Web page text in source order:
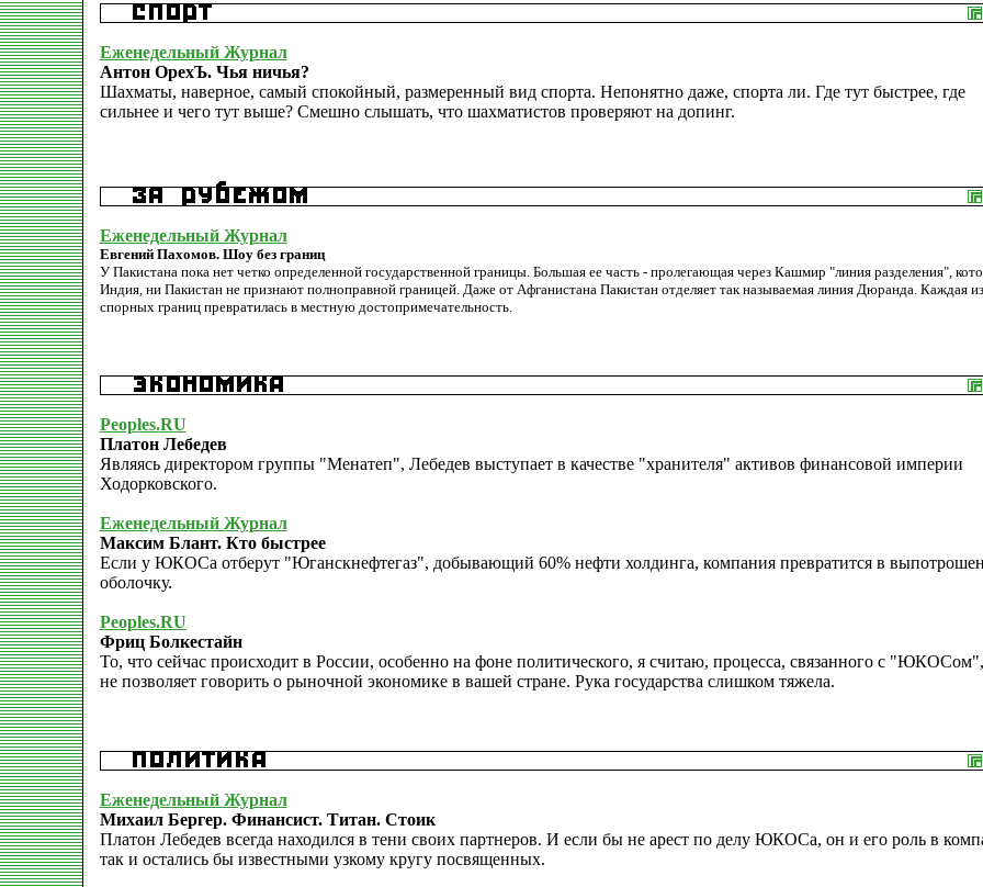
Еженедельный Журнал
Антон ОрехЪ. Чья ничья?
Шахматы, наверное, самый спокойный, размеренный вид спорта. Непонятно даже, спорта ли. Где тут быстрее, где
сильнее и чего тут выше? Смешно слышать, что шахматистов проверяют на допинг.
Еженедельный Журнал
Евгений Пахомов. Шоу без границ
У Пакистана пока нет четко определенной государственной границы. Большая ее часть - пролегающая через Кашмир "линия разделения",
Индия, ни Пакистан не признают полноправной границей. Даже от Афганистана Пакистан отделяет так называемая линия Дюранда. Каждая из
спорных границ превратилась в местную достопримечательность.
Peoples.RU
Платон Лебедев
Являясь директором группы "Менатеп", Лебедев выступает в качестве "хранителя" активов финансовой империи
Ходорковского.
Еженедельный Журнал
Максим Блант. Кто быстрее
Если у ЮКОСа отберут "Юганскнефтегаз", добывающий 60% нефти холдинга, компания превратится в
оболочку.
Peoples.RU
Фриц Болкестайн
То, что сейчас происходит в России, особенно на фоне политического, я считаю, процесса, связанного с
не позволяет говорить о рыночной экономике в вашей стране. Рука государства слишком тяжела.
Еженедельный Журнал
Михаил Бергер. Финансист. Титан. Стоик
Платон Лебедев всегда находился в тени своих партнеров. И если бы не арест по делу ЮКОСа, он и его роль в
так и остались бы известными узкому кругу посвященных.